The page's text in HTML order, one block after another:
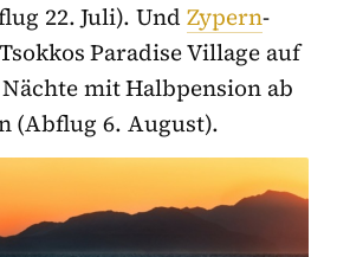
22. Juli). Und Zypern-
Paradise Village auf
mit Halbpension ab
(Abflug 6. August).